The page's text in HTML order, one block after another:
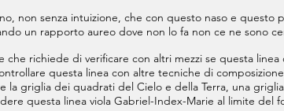
non senza intuizione, che con questo naso e
un rapporto aureo dove non lo fa non ce ne sono
che richiede di verificare con altri mezzi se questa
questa linea con altre tecniche di
la griglia dei quadrati del Cielo e della Terra, una
questa linea viola Gabriel-Index-Marie al limite del